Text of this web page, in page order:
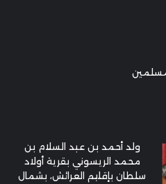
ولد أحمد بن عبد السلام بن
محمد الريسوني بقرية أولاد
سلطان بإقليم العرائش، بشمال